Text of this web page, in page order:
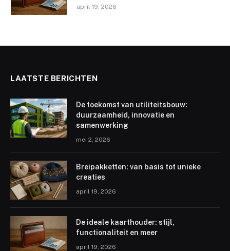
april 19, 2026
LAATSTE BERICHTEN
De toekomst van utiliteitsbouw:
duurzaamheid, innovatie en
samenwerking
mei 2, 2026
Breipakketten: van basis tot unieke
creaties
april 19, 2026
De ideale kaarthouder: stijl,
functionaliteit en meer
april 19, 2026